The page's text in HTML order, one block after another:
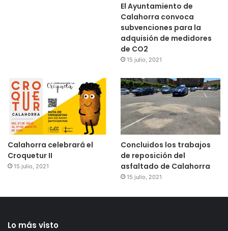
El Ayuntamiento de
Calahorra convoca
subvenciones para la
adquisión de medidores
de CO2
15 julio, 2021
Calahorra celebrará el
Croquetur II
15 julio, 2021
Concluidos los trabajos
de reposición del
asfaltado de Calahorra
15 julio, 2021
Lo más visto